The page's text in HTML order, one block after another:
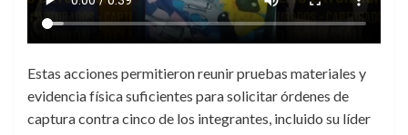
Estas acciones permitieron reunir pruebas materiales y
evidencia física suficientes para solicitar órdenes de
captura contra cinco de los integrantes, incluido su líder